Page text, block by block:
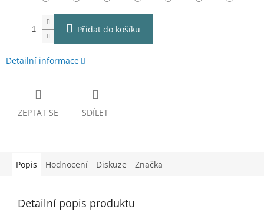
Přidat do košíku
Detailní informace
ZEPTAT SE SDÍLET
Popis Hodnocení Diskuze Značka
Detailní popis produktu